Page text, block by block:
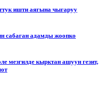
ишти аягына чыгаруу
сабаган адамды жоопко
мезгилде кырктан ашуун гезит,